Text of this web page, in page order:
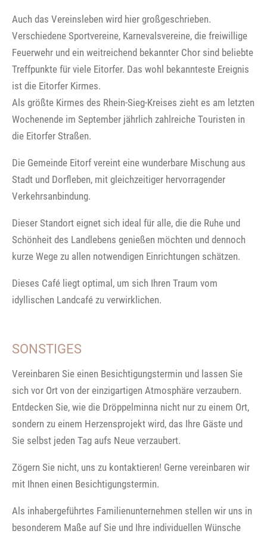
Auch das Vereinsleben wird hier großgeschrieben.
Verschiedene Sportvereine, Karnevalsvereine, die freiwillige
Feuerwehr und ein weitreichend bekannter Chor sind beliebte
Treffpunkte für viele Eitorfer. Das wohl bekannteste Ereignis
ist die Eitorfer Kirmes.
Als größte Kirmes des Rhein-Sieg-Kreises zieht es am letzten
Wochenende im September jährlich zahlreiche Touristen in
die Eitorfer Straßen.
Die Gemeinde Eitorf vereint eine wunderbare Mischung aus
Stadt und Dorfleben, mit gleichzeitiger hervorragender
Verkehrsanbindung.
Dieser Standort eignet sich ideal für alle, die die Ruhe und
Schönheit des Landlebens genießen möchten und dennoch
kurze Wege zu allen notwendigen Einrichtungen schätzen.
Dieses Café liegt optimal, um sich Ihren Traum vom
idyllischen Landcafé zu verwirklichen.
SONSTIGES
Vereinbaren Sie einen Besichtigungstermin und lassen Sie
sich vor Ort von der einzigartigen Atmosphäre verzaubern.
Entdecken Sie, wie die Dröppelminna nicht nur zu einem Ort,
sondern zu einem Herzensprojekt wird, das Ihre Gäste und
Sie selbst jeden Tag aufs Neue verzaubert.
Zögern Sie nicht, uns zu kontaktieren! Gerne vereinbaren wir
mit Ihnen einen Besichtigungstermin.
Als inhabergeführtes Familienunternehmen stellen wir uns in
besonderem Maße auf Sie und Ihre individuellen Wünsche